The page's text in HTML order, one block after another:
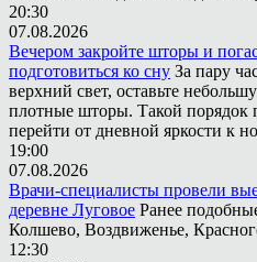
20:30
07.08.2026
Вечером закройте шторы и
подготовиться ко сну За пару
верхний свет, оставьте
плотные шторы. Такой порядок
перейти от дневной яркости к
19:00
07.08.2026
Врачи-специалисты провели
деревне Луговое Ранее
Колшево, Воздвиженье,
12:30